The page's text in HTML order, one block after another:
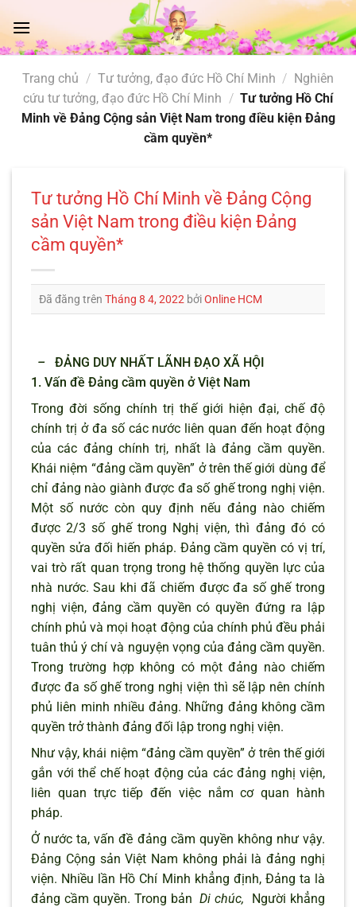
đến
nội
Trang chủ / Tư tưởng, đạo đức Hồ Chí Minh / Nghiên
cứu tư tưởng, đạo đức Hồ Chí Minh / Tư tưởng Hồ Chí
Minh về Đảng Cộng sản Việt Nam trong điều kiện Đảng
cầm quyền*
Tư tưởng Hồ Chí Minh về Đảng Cộng
sản Việt Nam trong điều kiện Đảng
cầm quyền*
Đã đăng trên Tháng 8 4, 2022 bởiOnline HCM
–
ĐẢNG DUY NHẤT LÃNH ĐẠO XÃ HỘI
1. Vấn đề Đảng cầm quyền ở Việt Nam
Trong đời sống chính trị thế giới hiện đại, chế độ
chính trị ở đa số các nước liên quan đến hoạt động
của các đảng chính trị, nhất là đảng cầm quyền.
Khái niệm “đảng cầm quyền” ở trên thế giới dùng để
chỉ đảng nào giành được đa số ghế trong nghị viện.
Một số nước còn quy định nếu đảng nào chiếm
được 2/3 số ghế trong Nghị viện, thì đảng đó có
quyền sửa đối hiến pháp. Đảng cầm quyền có vị trí,
vai trò rất quan trọng trong hệ thống quyền lực của
nhà nước. Sau khi đã chiếm được đa số ghế trong
nghị viện, đảng cầm quyền có quyền đứng ra lập
chính phủ và mọi hoạt động của chính phủ đều phải
tuân thủ ý chí và nguyện vọng của đảng cầm quyền.
Trong trường hợp không có một đảng nào chiếm
được đa số ghế trong nghị viện thì sẽ lập nên chính
phủ liên minh nhiều đảng. Những đảng không cầm
quyền trở thành đảng đối lập trong nghị viện.
Như vậy, khái niệm “đảng cầm quyền” ở trên thế giới
gắn với thể chế hoạt động của các đảng nghị viện,
liên quan trực tiếp đến việc nắm cơ quan hành
pháp.
Ở nước ta, vấn đề đảng cầm quyền không như vậy.
Đảng Cộng sản Việt Nam không phải là đảng nghị
viện. Nhiều lần Hồ Chí Minh khẳng định, Đảng ta là
đảng cầm quyền. Trong bảnDi chúc,
Người khẳng